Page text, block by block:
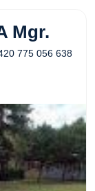
Mgr.
775 056 638